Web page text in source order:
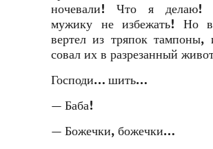
ночевали! Что я делаю!
мужику не избежать! Но
вертел из тряпок тампоны,
совал их в разрезанный
Господи… шить…
— Баба!
— Божечки, божечки…